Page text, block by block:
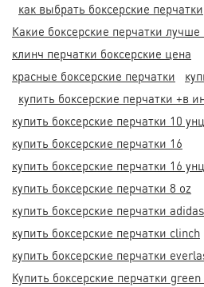
как выбрать боксерские перчатки
Какие боксерские перчатки лучше
клинч перчатки боксерские цена
красные боксерские перчатки
купить боксерские перчатки +в
купить боксерские перчатки 10
купить боксерские перчатки 16
купить боксерские перчатки 16
купить боксерские перчатки 8 oz
купить боксерские перчатки adidas
купить боксерские перчатки clinch
купить боксерские перчатки
Купить боксерские перчатки